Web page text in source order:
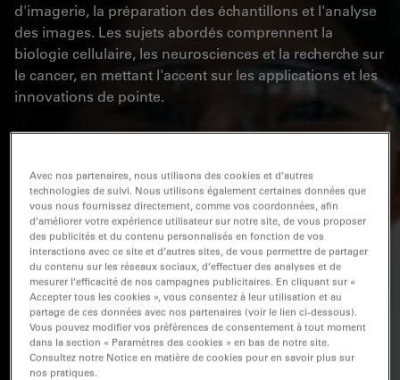
d'imagerie, la préparation des échantillons et l'analyse
des images. Les sujets abordés comprennent la
biologie cellulaire, les neurosciences et la recherche sur
le cancer, en mettant l'accent sur les applications et les
innovations de pointe.
Avec nos partenaires, nous utilisons des cookies et d’autres
technologies de suivi. Nous utilisons également certaines données que
vous nous fournissez directement, comme vos coordonnées, afin
d’améliorer votre expérience utilisateur sur notre site, de vous proposer
des publicités et du contenu personnalisés en fonction de vos
interactions avec ce site et d’autres sites, de vous permettre de partager
du contenu sur les réseaux sociaux, d’effectuer des analyses et de
mesurer l’efficacité de nos campagnes publicitaires. En cliquant sur «
Accepter tous les cookies », vous consentez à leur utilisation et au
partage de ces données avec nos partenaires (voir le lien ci-dessous).
Vous pouvez modifier vos préférences de consentement à tout moment
dans la section « Paramètres des cookies » en bas de notre site.
Consultez notre Notice en matière de cookies pour en savoir plus sur
nos pratiques.